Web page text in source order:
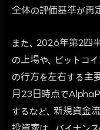
全体の評価基準が再
また、2026年第2四
の上場や、ビットコ
の行方を左右する主
月23日時点で
するなど、新規資金